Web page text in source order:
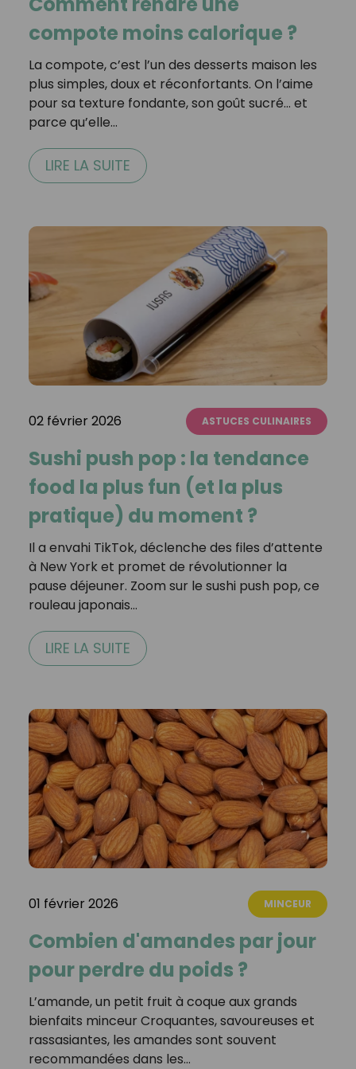
compote moins calorique ?
La compote, c’est l’un des desserts maison les
plus simples, doux et réconfortants. On l’aime
pour sa texture fondante, son goût sucré… et
parce qu’elle…
LIRE LA SUITE
02 février 2026 ASTUCES CULINAIRES
Sushi push pop : la tendance
food la plus fun (et la plus
pratique) du moment ?
Il a envahi TikTok, déclenche des files d’attente
à New York et promet de révolutionner la
pause déjeuner. Zoom sur le sushi push pop, ce
rouleau japonais…
LIRE LA SUITE
01 février 2026 MINCEUR
Combien d'amandes par jour
pour perdre du poids ?
L’amande, un petit fruit à coque aux grands
bienfaits minceur Croquantes, savoureuses et
rassasiantes, les amandes sont souvent
recommandées dans les…